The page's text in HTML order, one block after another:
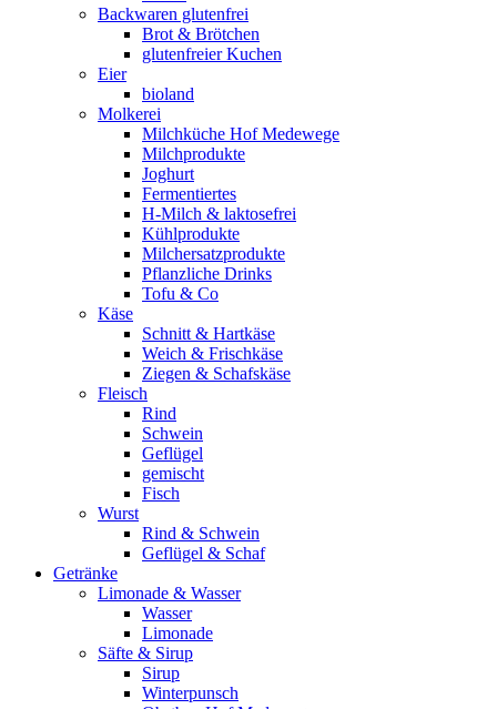
Backwaren glutenfrei
Brot & Brötchen
glutenfreier Kuchen
Eier
bioland
Molkerei
Milchküche Hof Medewege
Milchprodukte
Joghurt
Fermentiertes
H-Milch & laktosefrei
Kühlprodukte
Milchersatzprodukte
Pflanzliche Drinks
Tofu & Co
Käse
Schnitt & Hartkäse
Weich & Frischkäse
Ziegen & Schafskäse
Fleisch
Rind
Schwein
Geflügel
gemischt
Fisch
Wurst
Rind & Schwein
Geflügel & Schaf
Getränke
Limonade & Wasser
Wasser
Limonade
Säfte & Sirup
Sirup
Winterpunsch